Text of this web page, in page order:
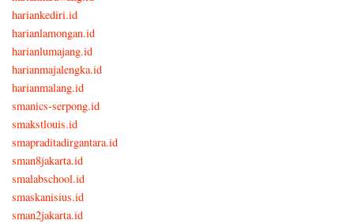
hariankediri.id
harianlamongan.id
harianlumajang.id
harianmajalengka.id
harianmalang.id
smanics-serpong.id
smakstlouis.id
smapraditadirgantara.id
sman8jakarta.id
smalabschool.id
smaskanisius.id
sman2jakarta.id